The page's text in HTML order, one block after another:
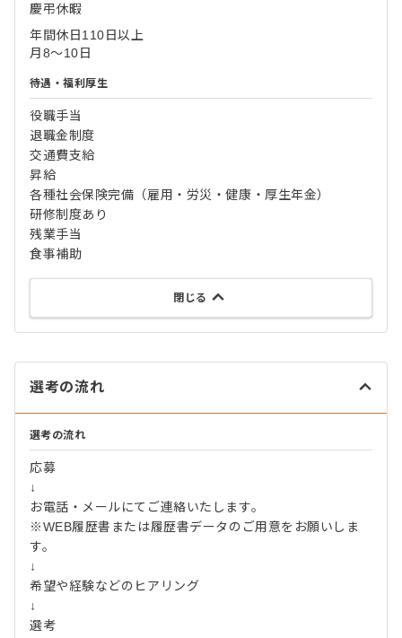
慶弔休暇
年間休日110日以上
月8～10日
待遇・福利厚生
役職手当
退職金制度
交通費支給
昇給
各種社会保険完備（雇用・労災・健康・厚生年金）
研修制度あり
残業手当
食事補助
閉じる
選考の流れ
選考の流れ
応募
↓
お電話・メールにてご連絡いたします。
※WEB履歴書または履歴書データのご用意をお願いしま
す。
↓
希望や経験などのヒアリング
↓
選考